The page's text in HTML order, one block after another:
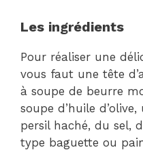
Les ingrédients
Pour réaliser une
vous faut une tête
à soupe de beurre
soupe d’huile
persil haché, du sel,
type baguette ou